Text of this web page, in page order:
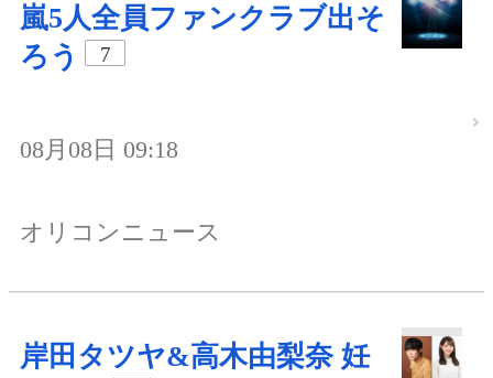
嵐5人全員ファンクラブ出そ
ろう
7
08月08日 09:18
オリコンニュース
岸田タツヤ&高木由梨奈 妊